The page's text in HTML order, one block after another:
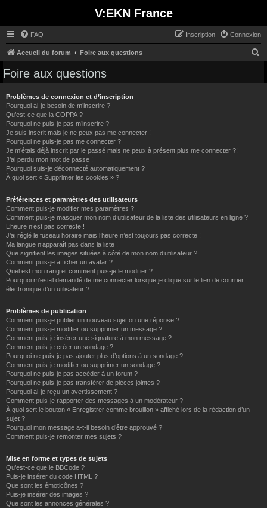
V:EKN France
FAQ Connexion
Inscription
Accueil du forum Foire aux questions
Foire aux questions
Problèmes de connexion et d’inscription
Pourquoi ai-je besoin de m’inscrire ?
Qu’est-ce que la COPPA ?
Pourquoi ne puis-je pas m’inscrire ?
Je suis inscrit mais je ne peux pas me connecter !
Pourquoi ne puis-je pas me connecter ?
Je m’étais déjà inscrit par le passé mais ne peux à présent plus me connecter ?!
J’ai perdu mon mot de passe !
Pourquoi suis-je déconnecté automatiquement ?
À quoi sert « Supprimer les cookies » ?
Préférences et paramètres des utilisateurs
Comment puis-je modifier mes paramètres ?
Comment puis-je masquer mon nom d’utilisateur de la liste des utilisateurs en ligne ?
L’heure n’est pas correcte !
J’ai réglé le fuseau horaire mais l’heure n’est toujours pas correcte !
Ma langue n’apparaît pas dans la liste !
Que signifient les images situées à côté de mon nom d’utilisateur ?
Comment puis-je afficher un avatar ?
Quel est mon rang et comment puis-je le modifier ?
Pourquoi m’est-il demandé de me connecter lorsque je clique sur le lien de courrier
électronique d’un utilisateur ?
Problèmes de publication
Comment puis-je publier un nouveau sujet ou une réponse ?
Comment puis-je modifier ou supprimer un message ?
Comment puis-je insérer une signature à mon message ?
Comment puis-je créer un sondage ?
Pourquoi ne puis-je pas ajouter plus d’options à un sondage ?
Comment puis-je modifier ou supprimer un sondage ?
Pourquoi ne puis-je pas accéder à un forum ?
Pourquoi ne puis-je pas transférer de pièces jointes ?
Pourquoi ai-je reçu un avertissement ?
Comment puis-je rapporter des messages à un modérateur ?
À quoi sert le bouton « Enregistrer comme brouillon » affiché lors de la rédaction d’un
sujet ?
Pourquoi mon message a-t-il besoin d’être approuvé ?
Comment puis-je remonter mes sujets ?
Mise en forme et types de sujets
Qu’est-ce que le BBCode ?
Puis-je insérer du code HTML ?
Que sont les émoticônes ?
Puis-je insérer des images ?
Que sont les annonces générales ?